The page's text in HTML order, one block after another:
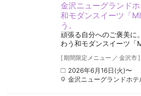
金沢ニューグランド
和モダンスイーツ「
う。
頑張る自分へのご褒美に
わう和モダンスイーツ「
[期間限定メニュー ／ 金沢市]
2026年6月16日(火)〜
金沢ニューグランドホテ